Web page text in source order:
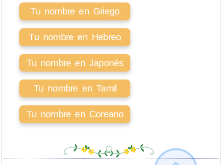
Tu nombre en Griego
Tu nombre en Hebreo
Tu nombre en Japonés
Tu nombre en Tamil
Tu nombre en Coreano